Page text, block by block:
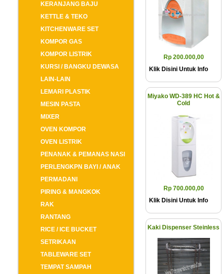
KERANJANG BAJU
KETTLE & TEKO
KITCHENWARE SET
KOMPOR GAS
KOMPOR LISTRIK
KURSI / BANGKU DEWASA
LAIN-LAIN
LEMARI PLASTIK
MESIN PASTA
MIXER
OVEN KOMPOR
OVEN LISTRIK
PENANAK & PEMANAS NASI
PERLENGKPN BAYI / ANAK
PERMADANI
PIRING & MANGKOK
RAK
RANTANG
RICE / ICE BUCKET
SETRIKAAN
TABLEWARE SET
TEMPAT SAMPAH
Rp 200.000,00
Klik Disini Untuk Info
Miyako WD-389 HC Hot &
Cold
Rp 700.000,00
Klik Disini Untuk Info
Kaki Dispenser Steinless